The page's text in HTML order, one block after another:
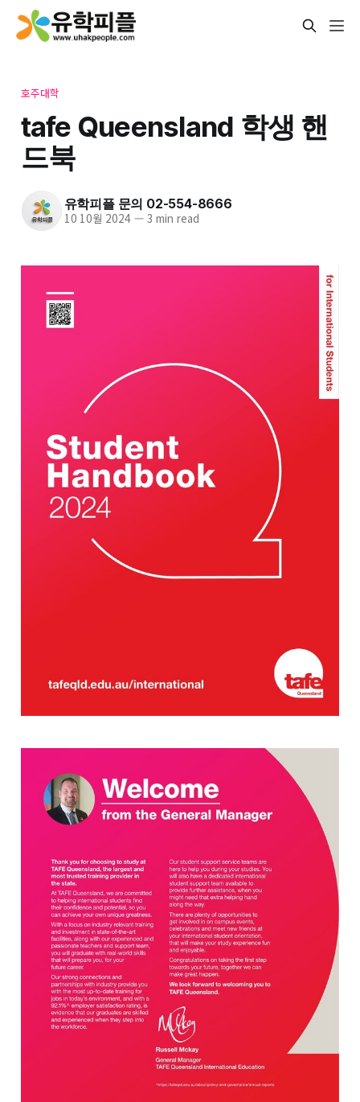
호주대학
tafe Queensland 학생 핸
드북
유학피플 문의 02-554-8666
10 10월 2024 —3 min read